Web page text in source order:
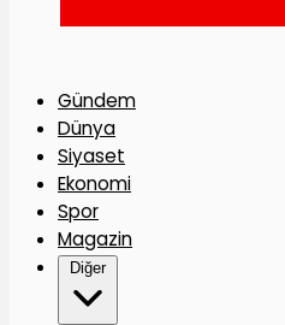
Gündem
Dünya
Siyaset
Ekonomi
Spor
Magazin
Diğer